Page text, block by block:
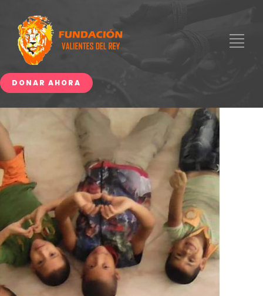
DONAR AHORA